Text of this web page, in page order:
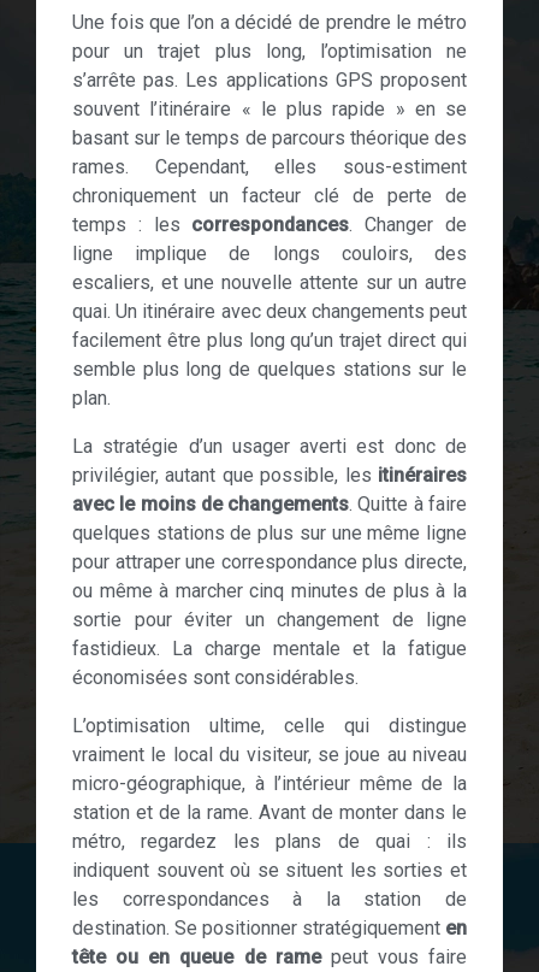
Une fois que l’on a décidé de prendre le métro
pour un trajet plus long, l’optimisation ne
s’arrête pas. Les applications GPS proposent
souvent l’itinéraire « le plus rapide » en se
basant sur le temps de parcours théorique des
rames. Cependant, elles sous-estiment
chroniquement un facteur clé de perte de
temps : les correspondances. Changer de
ligne implique de longs couloirs, des
escaliers, et une nouvelle attente sur un autre
quai. Un itinéraire avec deux changements peut
facilement être plus long qu’un trajet direct qui
semble plus long de quelques stations sur le
plan.
La stratégie d’un usager averti est donc de
privilégier, autant que possible, les itinéraires
avec le moins de changements. Quitte à faire
quelques stations de plus sur une même ligne
pour attraper une correspondance plus directe,
ou même à marcher cinq minutes de plus à la
sortie pour éviter un changement de ligne
fastidieux. La charge mentale et la fatigue
économisées sont considérables.
L’optimisation ultime, celle qui distingue
vraiment le local du visiteur, se joue au niveau
micro-géographique, à l’intérieur même de la
station et de la rame. Avant de monter dans le
métro, regardez les plans de quai : ils
indiquent souvent où se situent les sorties et
les correspondances à la station de
destination. Se positionner stratégiquement en
tête ou en queue de ramepeut vous faire